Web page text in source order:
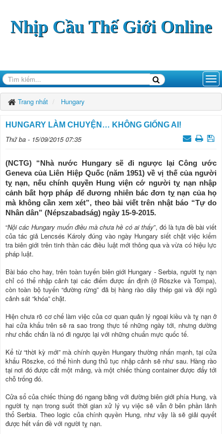
Nhịp Cầu Thế Giới Online
Trang nhất Hungary
HUNGARY LÀM CHUYỆN… KHÔNG GIỐNG AI!
Thứ ba - 15/09/2015 07:35
(NCTG) “Nhà nước Hungary sẽ đi ngược lại Công ước
Geneva của Liên Hiệp Quốc (năm 1951) về vị thế của người
tỵ nạn, nếu chính quyền Hung viện cớ người tỵ nạn nhập
cảnh bất hợp pháp để đương nhiên bác đơn tỵ nạn của họ
mà không cần xem xét”, theo bài viết trên nhật báo “Tự do
Nhân dân” (Népszabadság) ngày 15-9-2015.
“Nội các Hungary muốn điều mà chưa hề có ai thấy”, đó là tựa đề bài viết
của tác giả Lencsés Károly đúng vào ngày Hungary siết chặt việc kiểm
tra biên giới trên tinh thần các điều luật mới thông qua và vừa có hiệu lực
pháp luật.
Bài báo cho hay, trên toàn tuyến biên giới Hungary - Serbia, người tỵ nạn
chỉ có thể nhập cảnh tại các điểm được ấn định (ở Röszke và Tompa),
còn toàn bộ tuyến “đường rừng” đã bị hàng rào dây thép gai và đội ngũ
cảnh sát “khóa” chặt.
Hiện chưa rõ cơ chế làm việc của cơ quan quản lý ngoại kiều và tỵ nạn ở
hai cửa khẩu trên sẽ ra sao trong thực tế những ngày tới, nhưng dường
như chắc chắn là nó đi ngược lại với những chuẩn mực quốc tế.
Kể từ “thời kỳ mới” mà chính quyền Hungary thường nhấn mạnh, tại cửa
khẩu Röszke, có thể hình dung thủ tục nhập cảnh sẽ như sau. Hàng rào
tại nơi đó được cắt một mảng, và một chiếc thùng container được đẩy tới
chỗ trống đó.
Cửa sổ của chiếc thùng đó ngang bằng với đường biên giới phía Hung, và
người tỵ nạn trong suốt thời gian xử lý vụ việc sẽ vẫn ở bên phần lãnh
thổ Serbia. Theo logic của chính quyền Hung, như vậy là sẽ giải quyết
được hết vấn đề với người tỵ nạn.